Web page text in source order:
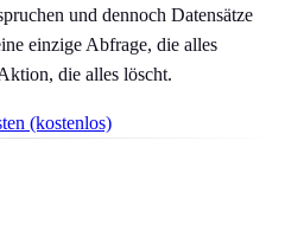
und dennoch Datensätze
einzige Abfrage, die alles
die alles löscht.
(kostenlos)